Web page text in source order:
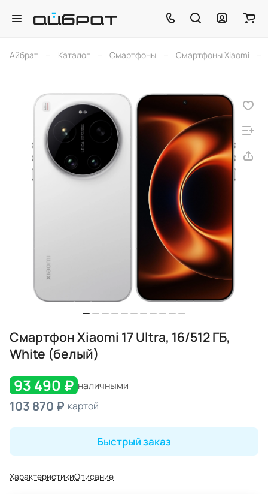
Айбрат – Каталог – Смартфоны – Смартфоны Xiaomi –
Смартфон Xiaomi 17 Ultra, 16/512 ГБ,
White (белый)
93 490 ₽ наличными
103 870 ₽ картой
Быстрый заказ
ХарактеристикиОписание